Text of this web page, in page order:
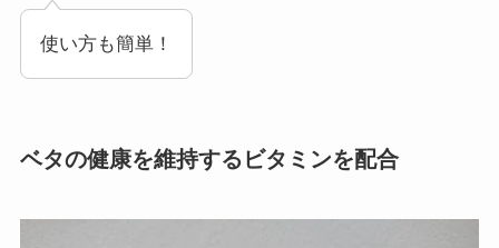
使い方も簡単！
ベタの健康を維持するビタミンを配合